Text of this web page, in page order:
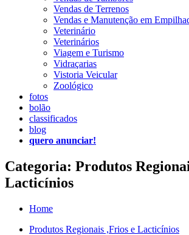
Vendas de Terrenos
Vendas e Manutenção em
Veterinário
Veterinários
Viagem e Turismo
Vidraçarias
Vistoria Veicular
Zoológico
fotos
bolão
classificados
blog
quero anunciar!
Categoria: Produtos
Lacticínios
Home
Produtos Regionais ,Frios e Lacticínios